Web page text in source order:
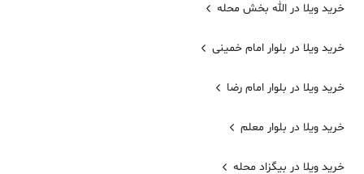
خرید ویلا در الله بخش محله
خرید ویلا در بلوار امام خمینی
خرید ویلا در بلوار امام رضا
خرید ویلا در بلوار معلم
خرید ویلا در بیگزاد محله